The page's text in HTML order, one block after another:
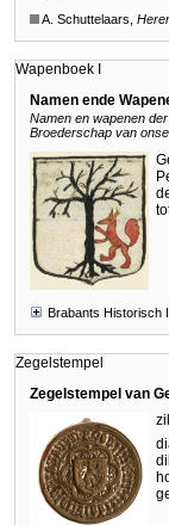
A. Schuttelaars,
Wapenboek I
Namen ende
Namen en wapenen
Broederschap van
Brabants Historisch
Zegelstempel
Zegelstempel van